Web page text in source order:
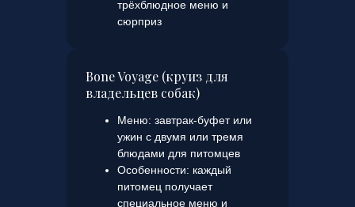
трёхблюдное меню и
сюрприз
Bone Voyage (круиз для
владельцев собак)
Меню: завтрак-буфет или
ужин с двумя или тремя
блюдами для питомцев
Особенности: каждый
питомец получает
специальное меню и